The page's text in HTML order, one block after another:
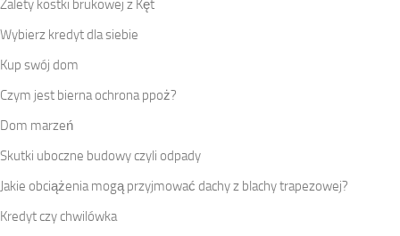
Zalety kostki brukowej z Kęt
Wybierz kredyt dla siebie
Kup swój dom
Czym jest bierna ochrona ppoż?
Dom marzeń
Skutki uboczne budowy czyli odpady
Jakie obciążenia mogą przyjmować dachy z blachy trapezowej?
Kredyt czy chwilówka